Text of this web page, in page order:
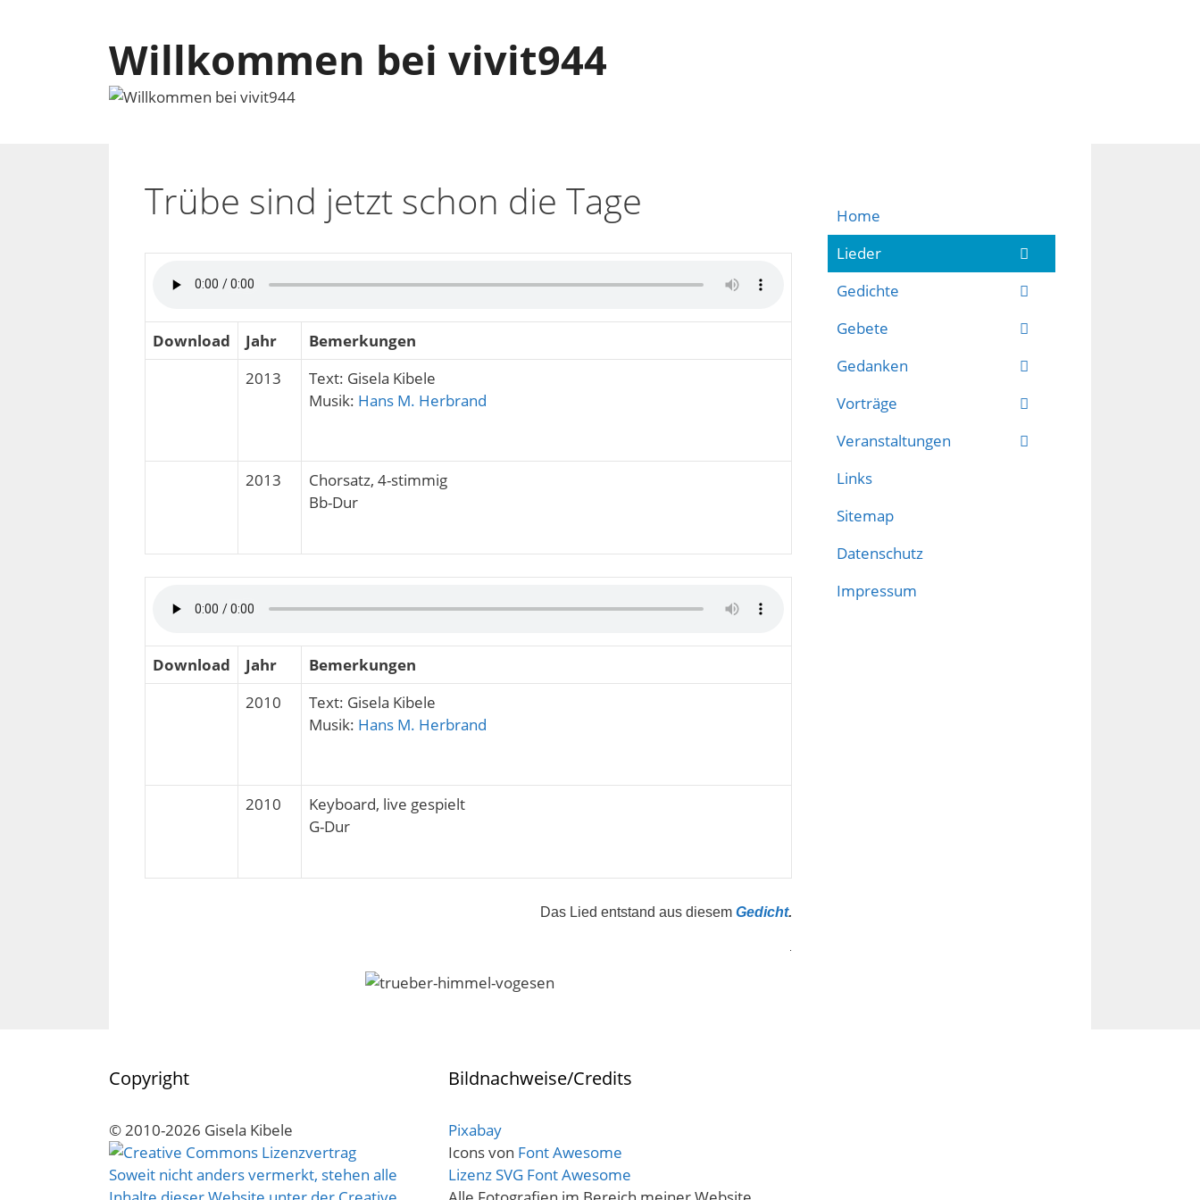
Willkommen bei vivit944
Trübe sind jetzt schon die Tage
Download Jahr
Bemerkungen
2013
Text: Gisela Kibele
Musik: Hans M. Herbrand
2013
Chorsatz, 4-stimmig
Bb-Dur
Download Jahr
Bemerkungen
2010
Text: Gisela Kibele
Musik: Hans M. Herbrand
2010
Keyboard, live gespielt
G-Dur
Das Lied entstand aus diesem Gedicht.
Home
Lieder
Gedichte
Gebete
Gedanken
Vorträge
Veranstaltungen
Links
Sitemap
Datenschutz
Impressum
Copyright
© 2010-2026 Gisela Kibele
Soweit nicht anders vermerkt, stehen alle
Bildnachweise/Credits
Pixabay
Icons von Font Awesome
Lizenz SVG Font Awesome